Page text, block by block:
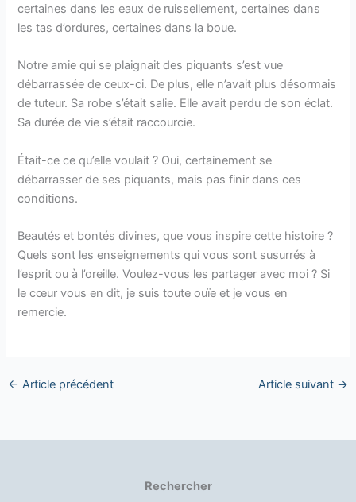
certaines dans les eaux de ruissellement, certaines dans
les tas d’ordures, certaines dans la boue.
Notre amie qui se plaignait des piquants s’est vue
débarrassée de ceux-ci. De plus, elle n’avait plus désormais
de tuteur. Sa robe s’était salie. Elle avait perdu de son éclat.
Sa durée de vie s’était raccourcie.
Était-ce ce qu’elle voulait ? Oui, certainement se
débarrasser de ses piquants, mais pas finir dans ces
conditions.
Beautés et bontés divines, que vous inspire cette histoire ?
Quels sont les enseignements qui vous sont susurrés à
l’esprit ou à l’oreille. Voulez-vous les partager avec moi ? Si
le cœur vous en dit, je suis toute ouïe et je vous en
remercie.
← Article précédent Article suivant →
Rechercher